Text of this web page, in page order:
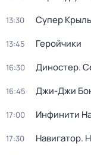
13:30 Супер
13:45 Геройчики
16:30 Диностер.
16:45 Джи-Джи
17:00 Инфинити
17:30 Навигатор.